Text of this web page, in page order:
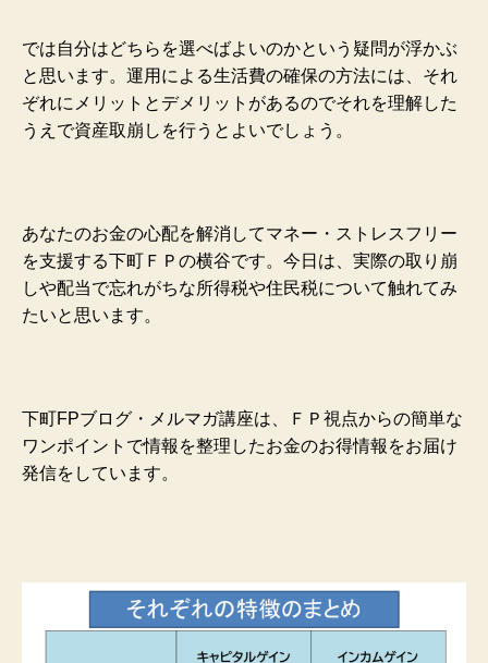
では自分はどちらを選べばよいのかという疑問が浮かぶ
と思います。運用による生活費の確保の方法には、それ
ぞれにメリットとデメリットがあるのでそれを理解した
うえで資産取崩しを行うとよいでしょう。
あなたのお金の心配を解消してマネー・ストレスフリー
を支援する下町ＦＰの横谷です。今日は、実際の取り崩
しや配当で忘れがちな所得税や住民税について触れてみ
たいと思います。
下町FPブログ・メルマガ講座は、ＦＰ視点からの簡単な
ワンポイントで情報を整理したお金のお得情報をお届け
発信をしています。